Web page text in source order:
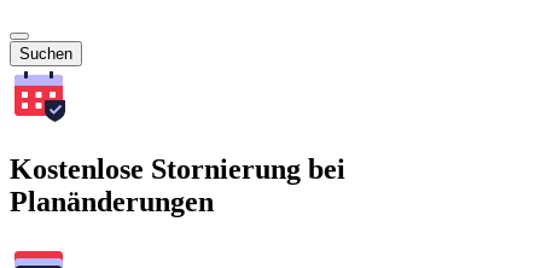
Suchen
Kostenlose Stornierung bei
Planänderungen